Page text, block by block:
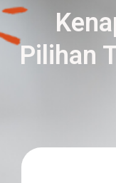
Pilihan